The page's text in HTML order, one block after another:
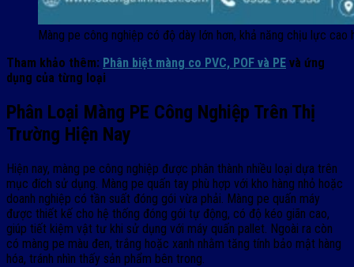
Màng pe công nghiệp có độ dày lớn hơn, khả năng chịu lực cao
Tham khảo thêm: Phân biệt màng co PVC, POF và PE và ứng
dụng của từng loại
Phân Loại Màng PE Công Nghiệp Trên Thị
Trường Hiện Nay
Hiện nay, màng pe công nghiệp được phân thành nhiều loại dựa trên
mục đích sử dụng. Màng pe quấn tay phù hợp với kho hàng nhỏ hoặc
doanh nghiệp có tần suất đóng gói vừa phải. Màng pe quấn máy
được thiết kế cho hệ thống đóng gói tự động, có độ kéo giãn cao,
giúp tiết kiệm vật tư khi sử dụng với máy quấn pallet. Ngoài ra còn
có màng pe màu đen, trắng hoặc xanh nhằm tăng tính bảo mật hàng
hóa, tránh nhìn thấy sản phẩm bên trong.